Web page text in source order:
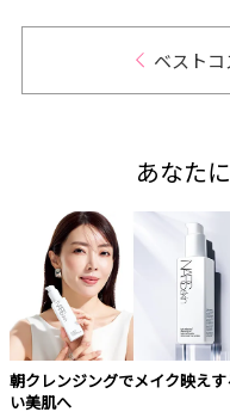
ベスト
あなた
朝クレンジングでメイク映え
い美肌へ